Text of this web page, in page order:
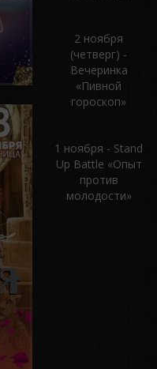
2 ноября
(четверг) -
Вечеринка
«Пивной
гороскоп»
1 ноября - Stand
Up Battle «Опыт
против
молодости»